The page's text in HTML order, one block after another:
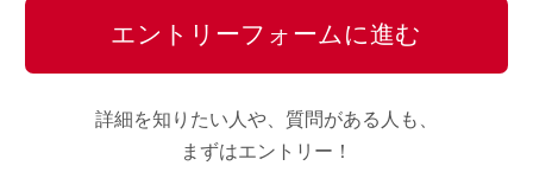
エントリーフォームに進む
詳細を知りたい人や、質問がある人も、
まずはエントリー！